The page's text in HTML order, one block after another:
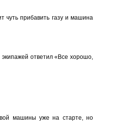
чуть прибавить газу и машина
ответил «Все хорошо,
машины уже на старте, но